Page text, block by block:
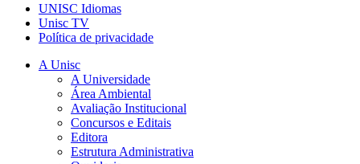
UNISC Idiomas
Unisc TV
Política de privacidade
A Unisc
A Universidade
Área Ambiental
Avaliação Institucional
Concursos e Editais
Editora
Estrutura Administrativa